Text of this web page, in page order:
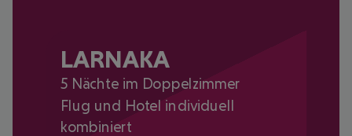
LARNAKA
5 Nächte im Doppelzimmer
Flug und Hotel individuell
kombiniert